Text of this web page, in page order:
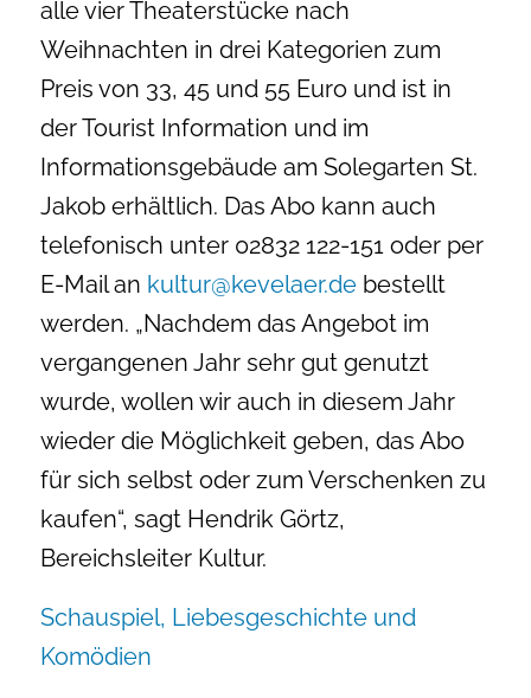
alle vier Theaterstücke nach
Weihnachten in drei Kategorien zum
Preis von 33, 45 und 55 Euro und ist in
der Tourist Information und im
Informationsgebäude am Solegarten St.
Jakob erhältlich. Das Abo kann auch
telefonisch unter 02832 122-151 oder per
E-Mail an kultur@kevelaer.debestellt
werden. „Nachdem das Angebot im
vergangenen Jahr sehr gut genutzt
wurde, wollen wir auch in diesem Jahr
wieder die Möglichkeit geben, das Abo
für sich selbst oder zum Verschenken zu
kaufen“, sagt Hendrik Görtz,
Bereichsleiter Kultur.
Schauspiel, Liebesgeschichte und
Komödien